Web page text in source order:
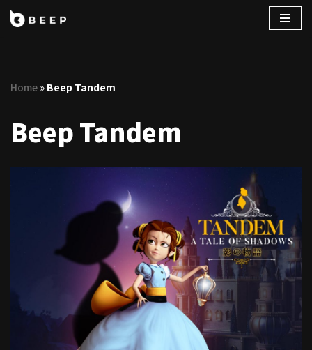
ン
へ
ス
ッ
Home » Beep Tandem
Beep Tandem